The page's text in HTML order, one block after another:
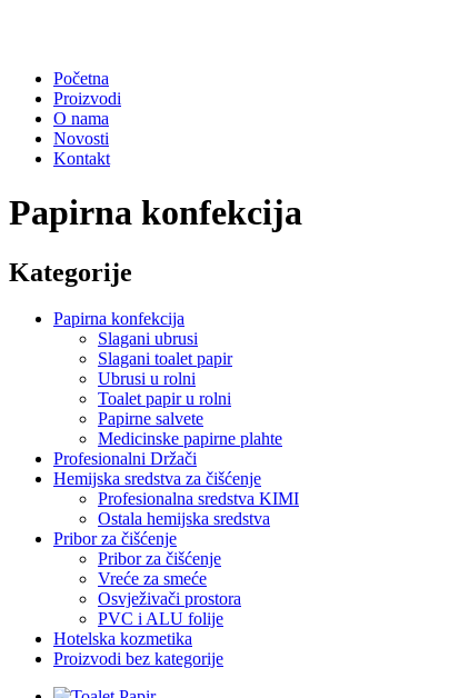
Početna
Proizvodi
O nama
Novosti
Kontakt
Papirna konfekcija
Kategorije
Papirna konfekcija
Slagani ubrusi
Slagani toalet papir
Ubrusi u rolni
Toalet papir u rolni
Papirne salvete
Medicinske papirne plahte
Profesionalni Držači
Hemijska sredstva za čišćenje
Profesionalna sredstva KIMI
Ostala hemijska sredstva
Pribor za čišćenje
Pribor za čišćenje
Vreće za smeće
Osvježivači prostora
PVC i ALU folije
Hotelska kozmetika
Proizvodi bez kategorije